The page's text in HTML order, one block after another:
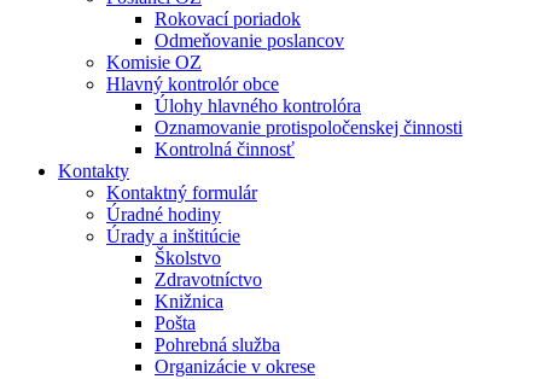
Rokovací poriadok
Odmeňovanie poslancov
Komisie OZ
Hlavný kontrolór obce
Úlohy hlavného kontrolóra
Oznamovanie protispoločenskej činnosti
Kontrolná činnosť
Kontakty
Kontaktný formulár
Úradné hodiny
Úrady a inštitúcie
Školstvo
Zdravotníctvo
Knižnica
Pošta
Pohrebná služba
Organizácie v okrese